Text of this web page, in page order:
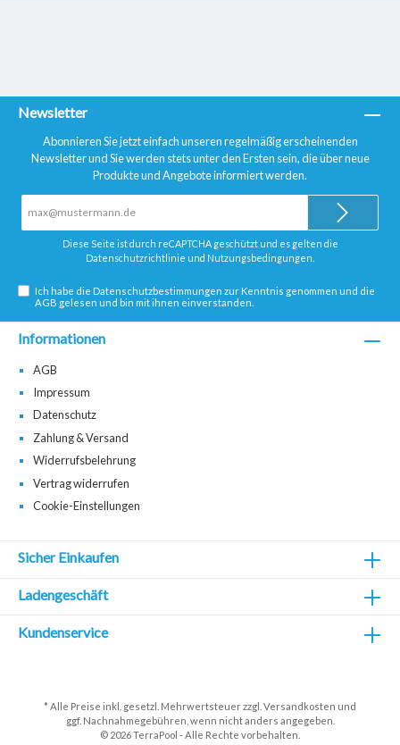
Newsletter
Abonnieren Sie jetzt einfach unseren regelmäßig erscheinenden
Newsletter und Sie werden stets unter den Ersten sein, die über neue
Produkte und Angebote informiert werden.
Adresse*
Diese Seite ist durch reCAPTCHA geschützt und es gelten die
Datenschutzrichtlinie und Nutzungsbedingungen
Ich habe dieDatenschutzbestimmungen zur Kenntnis genommen und die
AGB gelesen und bin mit ihnen einverstanden.
Kundenservice
Informationen
AGB
Impressum
Datenschutz
Zahlung & Versand
Widerrufsbelehrung
Vertrag widerrufen
Cookie-Einstellungen
Sicher Einkaufen
Ladengeschäft
* Alle Preise inkl. gesetzl. Mehrwertsteuer zzgl. Versandkosten und
ggf. Nachnahmegebühren, wenn nicht anders angegeben.
© 2026 TerraPool - Alle Rechte vorbehalten.